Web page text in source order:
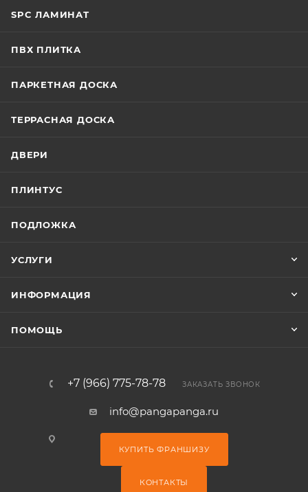
SPC ЛАМИНАТ
ПВХ ПЛИТКА
ПАРКЕТНАЯ ДОСКА
ТЕРРАСНАЯ ДОСКА
ДВЕРИ
ПЛИНТУС
ПОДЛОЖКА
УСЛУГИ
ИНФОРМАЦИЯ
ПОМОЩЬ
+7 (966) 775-78-78 ЗАКАЗАТЬ ЗВОНОК
info@pangapanga.ru
КУПИТЬ ФРАНШИЗУ
КОНТАКТЫ